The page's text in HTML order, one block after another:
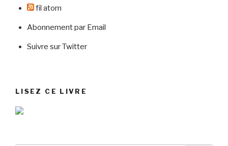
fil atom
Abonnement par Email
Suivre sur Twitter
LISEZ CE LIVRE